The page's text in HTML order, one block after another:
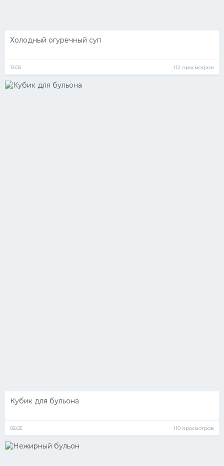
Холодный огуречный суп
13.03 112 просмотров
Кубик для бульона
05.03 110 просмотров